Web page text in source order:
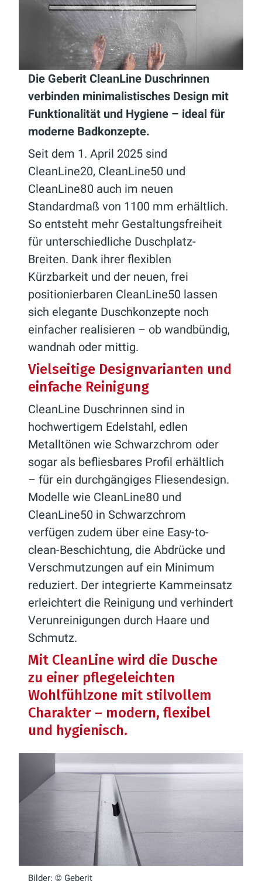
Die Geberit CleanLine Duschrinnen
verbinden minimalistisches Design mit
Funktionalität und Hygiene – ideal für
moderne Badkonzepte.
Seit dem 1. April 2025 sind
CleanLine20, CleanLine50 und
CleanLine80 auch im neuen
Standardmaß von 1100 mm erhältlich.
So entsteht mehr Gestaltungsfreiheit
für unterschiedliche Duschplatz-
Breiten. Dank ihrer flexiblen
Kürzbarkeit und der neuen, frei
positionierbaren CleanLine50 lassen
sich elegante Duschkonzepte noch
einfacher realisieren – ob wandbündig,
wandnah oder mittig.
Vielseitige Designvarianten und
einfache Reinigung
CleanLine Duschrinnen sind in
hochwertigem Edelstahl, edlen
Metalltönen wie Schwarzchrom oder
sogar als befliesbares Profil erhältlich
– für ein durchgängiges Fliesendesign.
Modelle wie CleanLine80 und
CleanLine50 in Schwarzchrom
verfügen zudem über eine Easy-to-
clean-Beschichtung, die Abdrücke und
Verschmutzungen auf ein Minimum
reduziert. Der integrierte Kammeinsatz
erleichtert die Reinigung und verhindert
Verunreinigungen durch Haare und
Schmutz.
Mit CleanLine wird die Dusche
zu einer pflegeleichten
Wohlfühlzone mit stilvollem
Charakter – modern, flexibel
und hygienisch.
Bilder: © Geberit